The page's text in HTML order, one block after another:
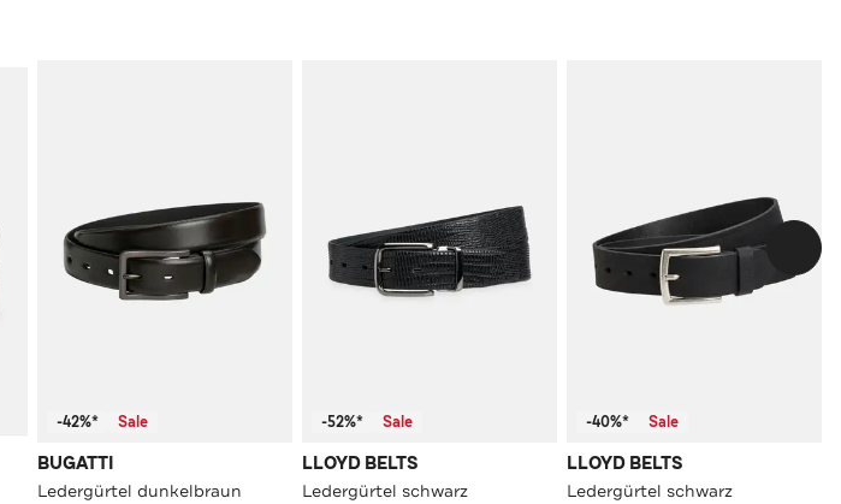
-42%* Sale
BUGATTI
Ledergürtel dunkelbraun
-52%* Sale
LLOYD BELTS
Ledergürtel schwarz
-40%* Sale
LLOYD BELTS
Ledergürtel schwarz